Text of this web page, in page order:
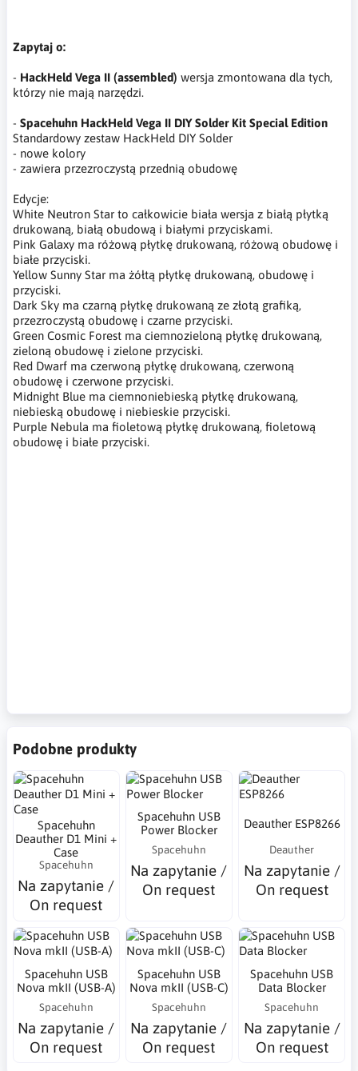
Zapytaj o:
- HackHeld Vega II (assembled) wersja zmontowana dla tych,
którzy nie mają narzędzi.
- Spacehuhn HackHeld Vega II DIY Solder Kit Special Edition
Standardowy zestaw HackHeld DIY Solder
- nowe kolory
- zawiera przezroczystą przednią obudowę
Edycje:
White Neutron Star to całkowicie biała wersja z białą płytką
drukowaną, białą obudową i białymi przyciskami.
Pink Galaxy ma różową płytkę drukowaną, różową obudowę i
białe przyciski.
Yellow Sunny Star ma żółtą płytkę drukowaną, obudowę i
przyciski.
Dark Sky ma czarną płytkę drukowaną ze złotą grafiką,
przezroczystą obudowę i czarne przyciski.
Green Cosmic Forest ma ciemnozieloną płytkę drukowaną,
zieloną obudowę i zielone przyciski.
Red Dwarf ma czerwoną płytkę drukowaną, czerwoną
obudowę i czerwone przyciski.
Midnight Blue ma ciemnoniebieską płytkę drukowaną,
niebieską obudowę i niebieskie przyciski.
Purple Nebula ma fioletową płytkę drukowaną, fioletową
obudowę i białe przyciski.
Podobne produkty
Spacehuhn
Deauther D1 Mini +
Case
Spacehuhn
Na zapytanie /
On request
Spacehuhn USB
Power Blocker
Spacehuhn
Na zapytanie /
On request
Deauther ESP8266
Deauther
Na zapytanie /
On request
Spacehuhn USB
Nova mkII (USB-A)
Spacehuhn
Na zapytanie /
On request
Spacehuhn USB
Nova mkII (USB-C)
Spacehuhn
Na zapytanie /
On request
Spacehuhn USB
Data Blocker
Spacehuhn
Na zapytanie /
On request